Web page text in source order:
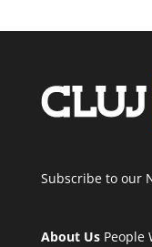
Subscribe to our
About Us People